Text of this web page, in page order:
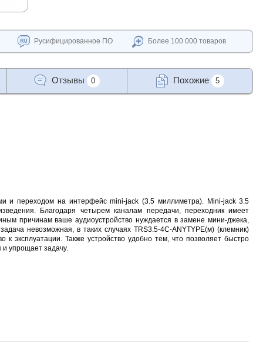
Русифицированное ПО Более 100 000 товаров
Отзывы 0 Похожие 5
и переходом на интерфейс mini-jack (3.5 миллиметра). Mini-jack 3.5
Благодаря четырем каналам передачи, переходник имеет
причинам ваше аудиоустройство нуждается в замене мини-джека,
невозможная, в таких случаях TRS3.5-4C-ANYTYPE(м) (клемник)
эксплуатации. Также устройство удобно тем, что позволяет быстро
и упрощает задачу.